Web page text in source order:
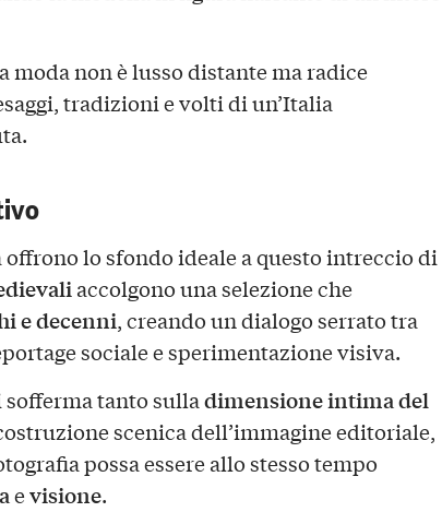
moda non è lusso distante ma radice
tradizioni e volti di un’Italia
offrono lo sfondo ideale a questo intreccio di
accolgono una selezione che
e decenni, creando un dialogo serrato tra
sociale e sperimentazione visiva.
sofferma tanto sulladimensione intima del
scenica dell’immagine editoriale,
possa essere allo stesso tempo
evisione.